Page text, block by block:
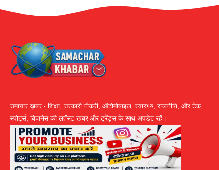
समाचार ख़बर - शिक्षा, सरकारी नौकरी, ऑटोमोबाइल, स्वास्थ्य, राजनीति, और टेक,
स्पोर्ट्स, बिजनेस की लतेंस्ट खबर और ट्रेंड्स के साथ अपडेट रहें।